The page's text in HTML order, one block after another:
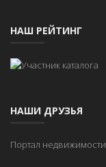
НАШ РЕЙТИНГ
НАШИ ДРУЗЬЯ
Портал недвижимости